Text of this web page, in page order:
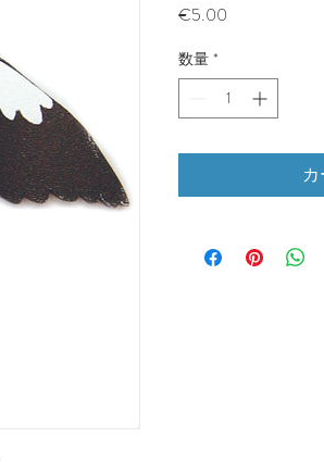
€5.00
数量 *